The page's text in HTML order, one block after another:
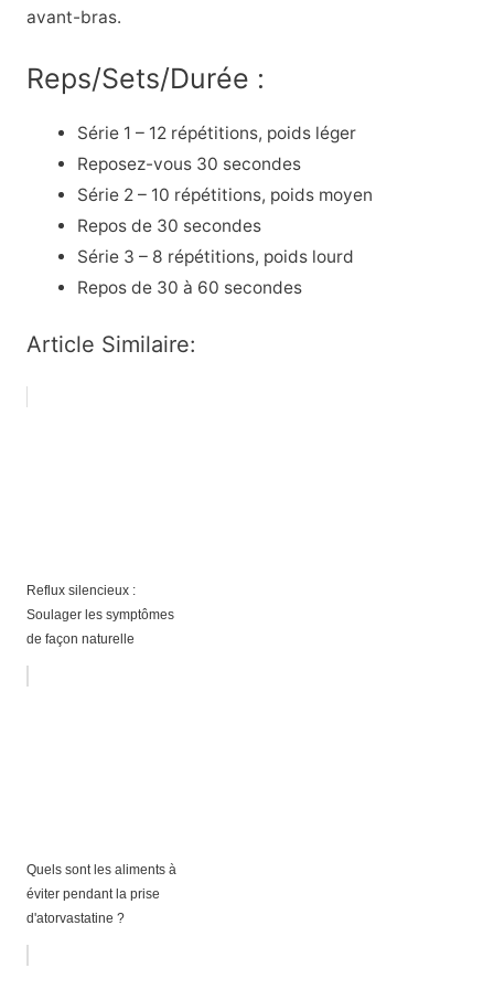
avant-bras.
Reps/Sets/Durée :
Série 1 – 12 répétitions, poids léger
Reposez-vous 30 secondes
Série 2 – 10 répétitions, poids moyen
Repos de 30 secondes
Série 3 – 8 répétitions, poids lourd
Repos de 30 à 60 secondes
Article Similaire:
Reflux silencieux :
Soulager les symptômes
de façon naturelle
Quels sont les aliments à
éviter pendant la prise
d'atorvastatine ?